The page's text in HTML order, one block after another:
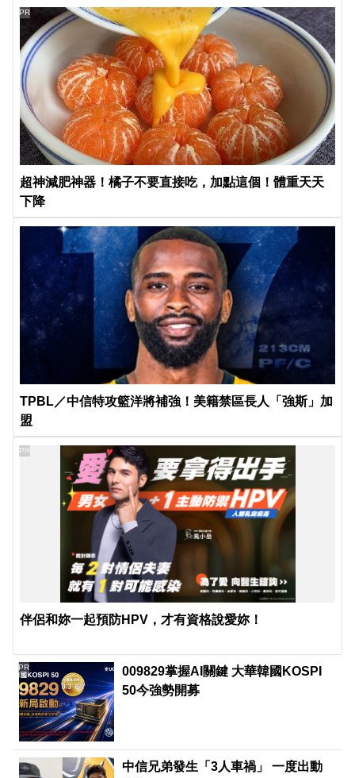
超神減肥神器！橘子不要直接吃，加點這個！體重天天
下降
PR
TPBL／中信特攻籃洋將補強！美籍禁區長人「強斯」加
盟
伴侶和妳一起預防HPV，才有資格說愛妳！
PR
009829掌握AI關鍵 大華韓國KOSPI
50今強勢開募
PR
中信兄弟發生「3人車禍」 一度出動